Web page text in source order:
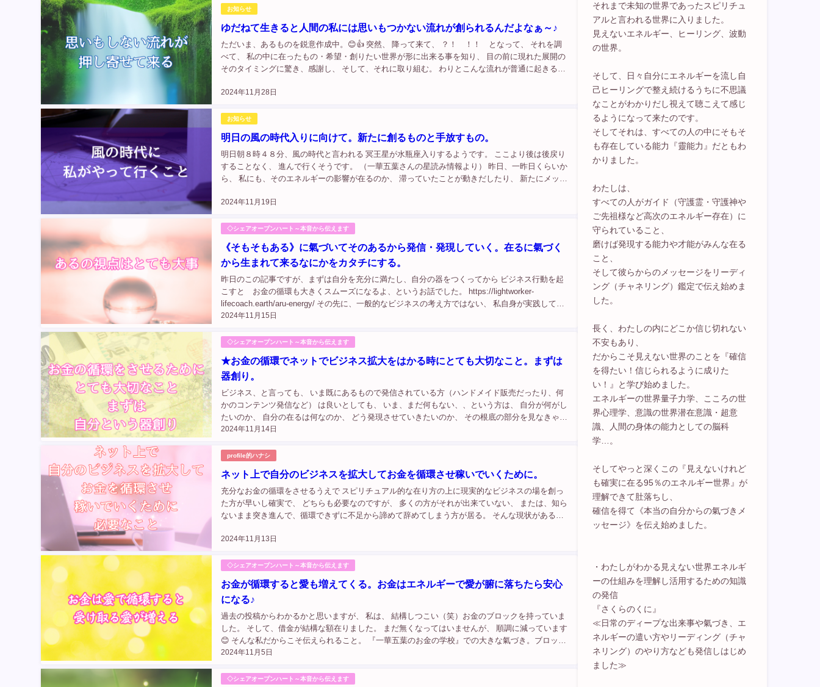
お知らせ
ゆだねて生きると人間の私には思いもつかない流れが創られるんだよなぁ～♪
2024年11月28日
ただいま、あるものを鋭意作成中。😊👍 突然、 降って来て、 ？！ ！！ となって、 それを調
べて、 私の中に在ったもの・希望・創りたい世界が形に出来る事を知り、 目の前に現れた展開の
そのタイミングに驚き、感謝し、 そして、それに取り組む。 わりとこんな流れが普通に起きるん
お知らせ
明日の風の時代入りに向けて。新たに創るものと手放すもの。
2024年11月19日
明日朝８時４８分、風の時代と言われる 冥王星が水瓶座入りするようです。 ここより後は後戻り
することなく、 進んで行くそうです。 （一華五葉さんの星読み情報より） 昨日、一昨日くらいか
ら、 私にも、そのエネルギーの影響が在るのか、 滞っていたことが動きだしたり、 新たにメッセ
様々な...
◇シェアオープンハート～本音から伝えます
《そもそもある》に氣づいてそのあるから発信・発現していく。在るに氣づく
から生まれて来るなにかをカタチにする。
2024年11月15日
昨日のこの記事ですが、まずは自分を充分に満たし、自分の器をつくってから ビジネス行動を起
こすと お金の循環も大きくスムーズになるよ、というお話でした。 https://lightworker-
lifecoach.earth/aru-energy/ その先に、一般的なビジネスの考え方ではない、 私自身が実践してい
る、書く時に大切にしたい考え方や視点の話を、 『さくらのく...
◇シェアオープンハート～本音から伝えます
★お金の循環でネットでビジネス拡大をはかる時にとても大切なこと。まずは
器創り。
2024年11月14日
ビジネス、と言っても、 いま既にあるもので発信されている方（ハンドメイド販売だったり、何
かのコンテンツ発信など） は良いとしても、 いま、まだ何もない、、という方は、 自分が何がし
たいのか、 自分の在るは何なのか、 どう発現させていきたいのか、 その根底の部分を見なきゃな
らないので、 まずはそこからなんですよね。 何から始めたらいいかわからない、という方もいら
profile的ハナシ
ネット上で自分のビジネスを拡大してお金を循環させ稼いでいくために。
2024年11月13日
充分なお金の循環をさせるうえで スピリチュアル的な在り方の上に現実的なビジネスの場を創っ
た方が早いし確実で、 どちらも必要なのですが、 多くの方がそれが出来ていない、 または、知ら
ないまま突き進んで、循環できずに不足から諦めて辞めてしまう方が居る。 そんな現状があるよ
来ていない...
◇シェアオープンハート～本音から伝えます
お金が循環すると愛も増えてくる。お金はエネルギーで愛が腑に落ちたら安心
になる♪
2024年11月5日
過去の投稿からわかるかと思いますが、 私は、 結構しつこい（笑）お金のブロックを持っていま
した。 そして、借金が結構な額在りました。 まだ無くなってはいませんが、 順調に減っています
😊 そんな私だからこそ伝えられること。 『一華五葉のお金の学校』での大きな氣づき。ブロック
が外れた体験。 私の場合ですが、 自分の財布の中身や口座残高を氣にしていたと...
◇シェアオープンハート～本音から伝えます
それまで未知の世界であったスピリチュ
アルと言われる世界に入りました。
見えないエネルギー、ヒーリング、波動
の世界。
そして、日々自分にエネルギーを流し自
己ヒーリングで整え続けるうちに不思議
なことがわかりだし視えて聴こえて感じ
るようになって来たのです。
そしてそれは、すべての人の中にそもそ
も存在している能力『靈能力』だともわ
かりました。
わたしは、
すべての人がガイド（守護霊・守護神や
ご先祖様など高次のエネルギー存在）に
守られていること、
磨けば発現する能力や才能がみんな在る
こと、
そして彼らからのメッセージをリーディ
ング（チャネリング）鑑定で伝え始めま
した。
長く、わたしの内にどこか信じ切れない
不安もあり、
だからこそ見えない世界のことを『確信
を得たい！信じられるように成りた
い！』と学び始めました。
エネルギーの世界量子力学、こころの世
界心理学、意識の世界潜在意識・超意
識、人間の身体の能力としての脳科
学…。
そしてやっと深くこの『見えないけれど
も確実に在る95％のエネルギー世界』が
理解できて肚落ちし、
確信を得て《本当の自分からの氣づきメ
ッセージ》を伝え始めました。
・わたしがわかる見えない世界エネルギ
ーの仕組みを理解し活用するための知識
の発信
『さくらのくに』
≪日常のディープな出来事や氣づき、エ
ネルギーの遣い方やリーディング（チャ
ネリング）のやり方なども発信しはじめ
ました≫